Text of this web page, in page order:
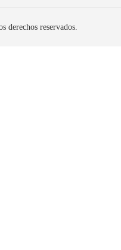
derechos reservados.